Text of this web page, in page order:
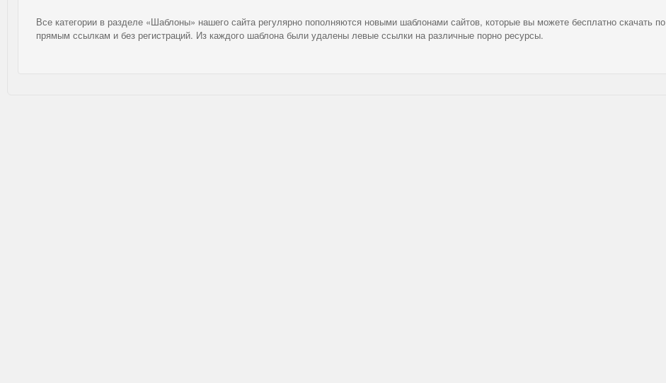
Все категории в разделе «Шаблоны» нашего сайта регулярно пополняются новыми шаблонами сайтов, которые вы можете бесплатно скачать по
прямым ссылкам и без регистраций. Из каждого шаблона были удалены левые ссылки на различные порно ресурсы.